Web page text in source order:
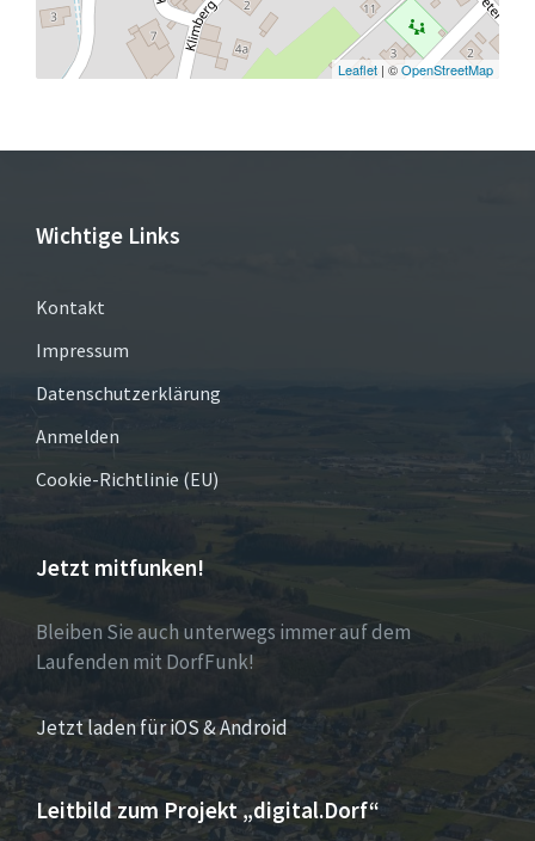
Leaflet | ©OpenStreetMap
Wichtige Links
Kontakt
Impressum
Datenschutzerklärung
Anmelden
Cookie-Richtlinie (EU)
Jetzt mitfunken!
Bleiben Sie auch unterwegs immer auf dem
Laufenden mit DorfFunk!
Jetzt laden für iOS & Android
Leitbild zum Projekt „digital.Dorf“